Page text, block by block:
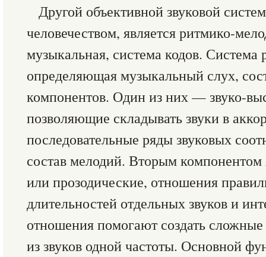
Другой объективной звуковой
человечеством, является ритмико-
музыкальная, система кодов. Система
определяющая музыкальный слух,
компонентов. Один из них — звуко-
позволяющие складывать звуки в
последовательные ряды звуковых
состав мелодий. Вторым
или прозодические, отношения
длительностей отдельных звуков и
отношения помогают создать
из звуков одной частоты. Основной